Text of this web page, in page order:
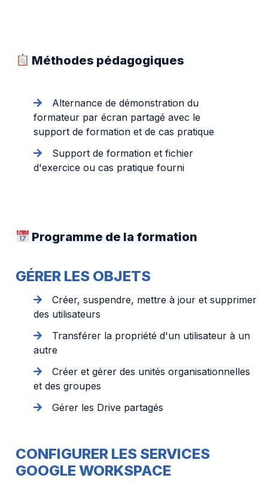
Méthodes pédagogiques
Alternance de démonstration du
formateur par écran partagé avec le
support de formation et de cas pratique
Support de formation et fichier
d'exercice ou cas pratique fourni
Programme de la formation
GÉRER LES OBJETS
Créer, suspendre, mettre à jour et supprimer
des utilisateurs
Transférer la propriété d'un utilisateur à un
autre
Créer et gérer des unités organisationnelles
et des groupes
Gérer les Drive partagés
CONFIGURER LES SERVICES
GOOGLE WORKSPACE